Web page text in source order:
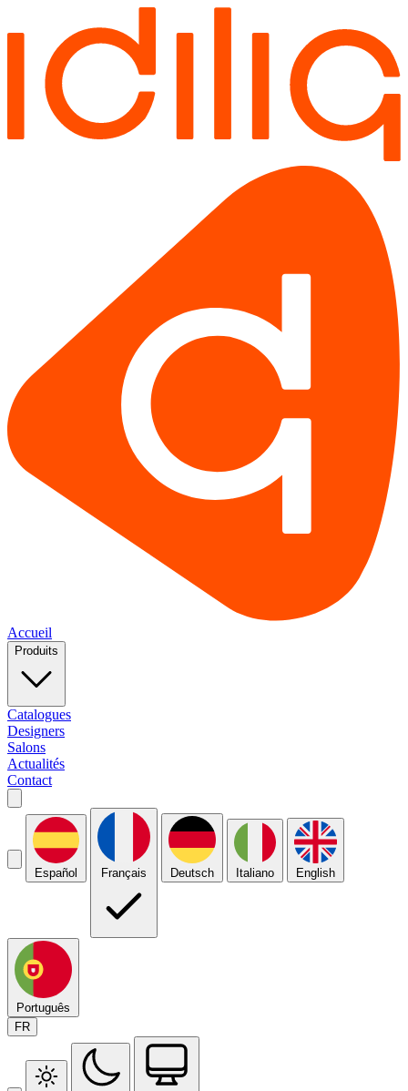
Accueil
Produits
Catalogues
Designers
Salons
Actualités
Contact
Español Français Deutsch Italiano English
Português
FR